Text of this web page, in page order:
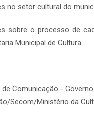
no setor cultural do
sobre o processo de
Municipal de Cultura.
Comunicação -
Secom/Ministério da